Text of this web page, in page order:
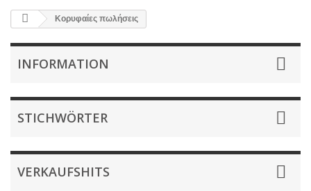
Κορυφαίες πωλήσεις
INFORMATION
STICHWÖRTER
VERKAUFSHITS